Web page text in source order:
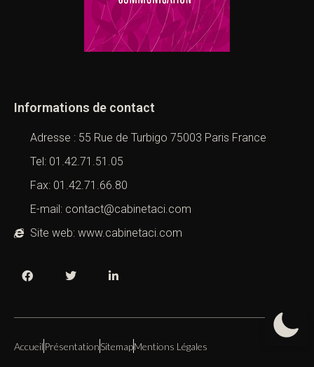
Informations de contact
Adresse : 55 Rue de Turbigo 75003 Paris France
Tel: 01.42.71.51.05
Fax: 01.42.71.66.80
E-mail: contact@cabinetaci.com
Site web: www.cabinetaci.com
Accueil PrésentationSitemapMentions Légales